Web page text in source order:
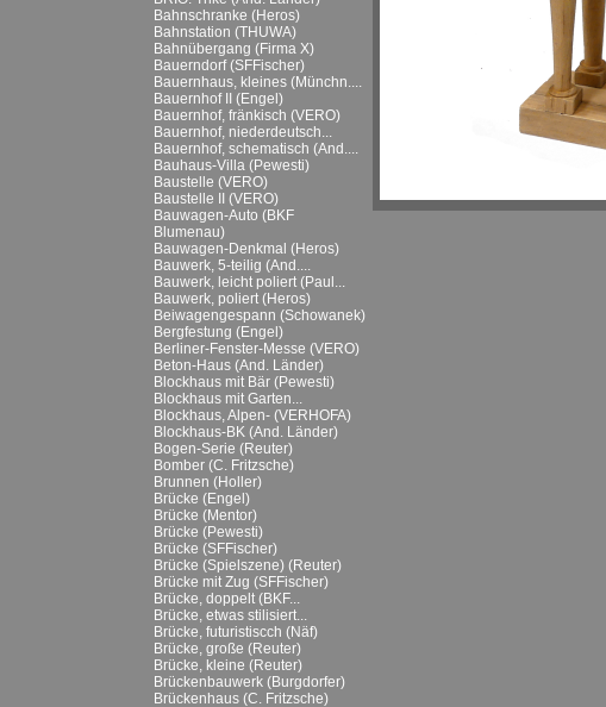
Bahnschranke (Heros)
Bahnstation (THUWA)
Bahnübergang (Firma X)
Bauerndorf (SFFischer)
Bauernhaus, kleines (Münchn....
Bauernhof II (Engel)
Bauernhof, fränkisch (VERO)
Bauernhof, niederdeutsch...
Bauernhof, schematisch (And....
Bauhaus-Villa (Pewesti)
Baustelle (VERO)
Baustelle II (VERO)
Bauwagen-Auto (BKF
Blumenau)
Bauwagen-Denkmal (Heros)
Bauwerk, 5-teilig (And....
Bauwerk, leicht poliert (Paul...
Bauwerk, poliert (Heros)
Beiwagengespann (Schowanek)
Bergfestung (Engel)
Berliner-Fenster-Messe (VERO)
Beton-Haus (And. Länder)
Blockhaus mit Bär (Pewesti)
Blockhaus mit Garten...
Blockhaus, Alpen- (VERHOFA)
Blockhaus-BK (And. Länder)
Bogen-Serie (Reuter)
Bomber (C. Fritzsche)
Brunnen (Holler)
Brücke (Engel)
Brücke (Mentor)
Brücke (Pewesti)
Brücke (SFFischer)
Brücke (Spielszene) (Reuter)
Brücke mit Zug (SFFischer)
Brücke, doppelt (BKF...
Brücke, etwas stilisiert...
Brücke, futuristiscch (Näf)
Brücke, große (Reuter)
Brücke, kleine (Reuter)
Brückenbauwerk (Burgdorfer)
Brückenhaus (C. Fritzsche)